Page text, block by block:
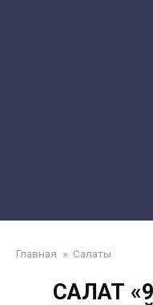
Главная » Салаты
САЛАТ